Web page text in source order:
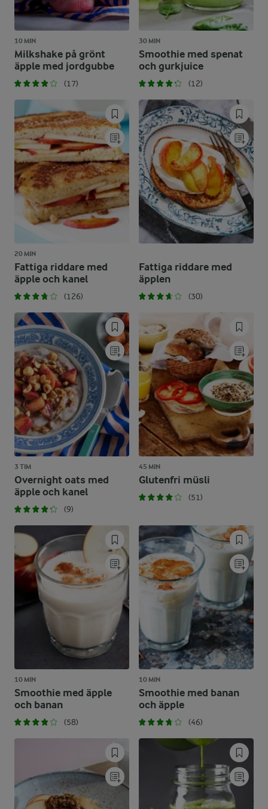
10 MIN
Milkshake på grönt
äpple med jordgubbe
(17)
30 MIN
Smoothie med spenat
och gurkjuice
(12)
20 MIN
Fattiga riddare med
äpple och kanel
(126)
Fattiga riddare med
äpplen
(30)
3 TIM
Overnight oats med
äpple och kanel
(9)
45 MIN
Glutenfri müsli
(51)
10 MIN
Smoothie med äpple
och banan
(58)
10 MIN
Smoothie med banan
och äpple
(46)